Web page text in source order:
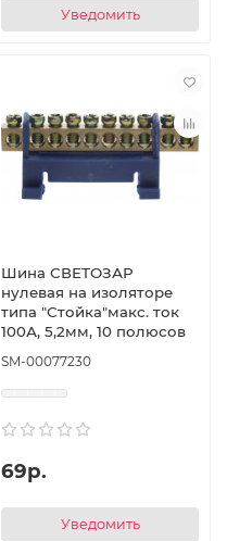
Уведомить
Шина СВЕТОЗАР
нулевая на изоляторе
типа ″Стойка″макс. ток
100А, 5,2мм, 10 полюсов
SM-00077230
69р.
Уведомить